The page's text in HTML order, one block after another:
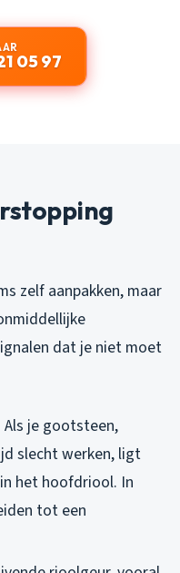
05 97
zelf aanpakken, maar
dat je niet moet
Als je gootsteen,
slecht werken, ligt
het hoofdriool. In
tot een